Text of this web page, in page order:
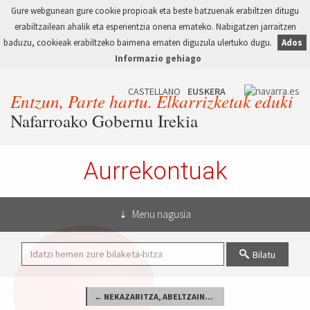
Gure webgunean gure cookie propioak eta beste batzuenak erabiltzen ditugu
erabiltzaileari ahalik eta esperientzia onena emateko. Nabigatzen jarraitzen
baduzu, cookieak erabiltzeko baimena ematen diguzula ulertuko dugu.
Ados
Informazio gehiago
Entzun, Parte hartu. Elkarrizketak eduki
Nafarroako Gobernu Irekia
Aurrekontuak
Menu nagusia
Bilatu
← NEKAZARITZA, ABELTZAINTZA ETA ELIKAGAIGINTZA